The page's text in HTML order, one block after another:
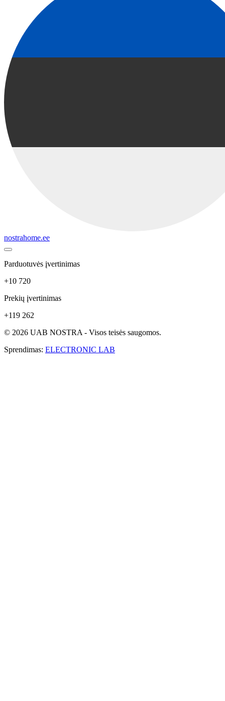
nostrahome.ee
Parduotuvės įvertinimas
+10 720
Prekių įvertinimas
+119 262
© 2026 UAB NOSTRA - Visos teisės saugomos.
Sprendimas: ELECTRONIC LAB